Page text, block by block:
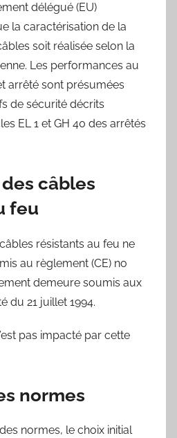
délégué (EU)
la caractérisation de la
soit réalisée selon la
Les performances au
arrêté sont présumées
de sécurité décrits
EL 1 et GH 40 des arrêtés
câbles
feu
résistants au feu ne
au règlement (CE) no
demeure soumis aux
du 21 juillet 1994.
pas impacté par cette
normes
normes, le choix initial